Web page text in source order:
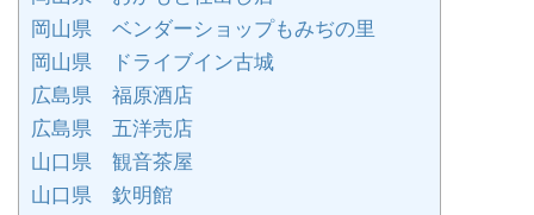
岡山県 ベンダーショップもみぢの里
岡山県 ドライブイン古城
広島県 福原酒店
広島県 五洋売店
山口県 観音茶屋
山口県 欽明館